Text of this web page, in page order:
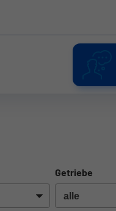
Getriebe